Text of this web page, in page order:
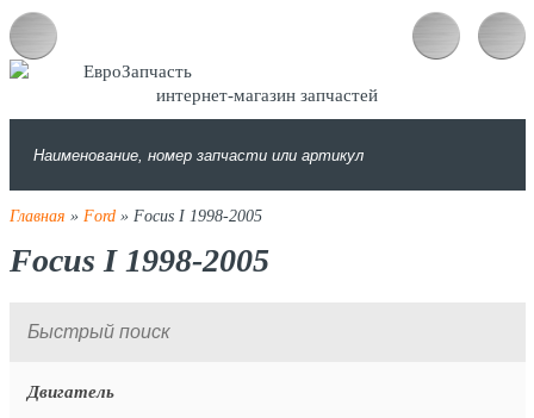
интернет-магазин запчастей
Главная » Ford» Focus I 1998-2005
Focus I 1998-2005
Двигатель